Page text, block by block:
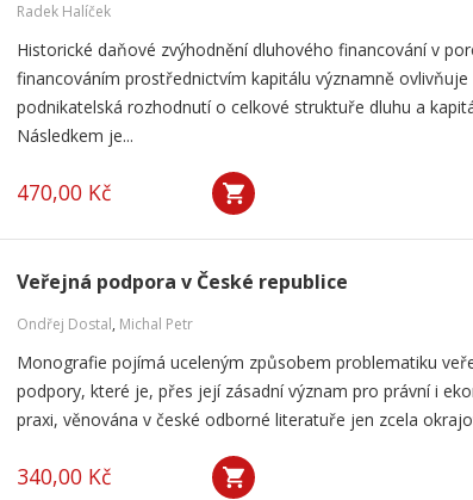
Radek Halíček
Historické daňové zvýhodnění dluhového financování v
financováním prostřednictvím kapitálu významně ovlivňuje
podnikatelská rozhodnutí o celkové struktuře dluhu a
Následkem je...
470,00 Kč
Veřejná podpora v České republice
Ondřej Dostal, Michal Petr
Monografie pojímá uceleným způsobem problematiku
podpory, které je, přes její zásadní význam pro právní i
praxi, věnována v české odborné literatuře jen zcela
340,00 Kč